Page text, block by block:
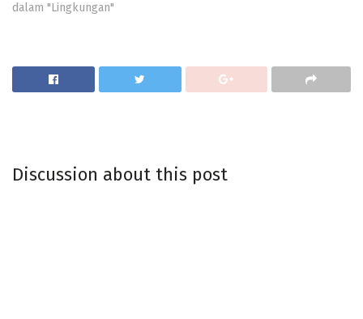
dalam "Lingkungan"
Discussion about this post